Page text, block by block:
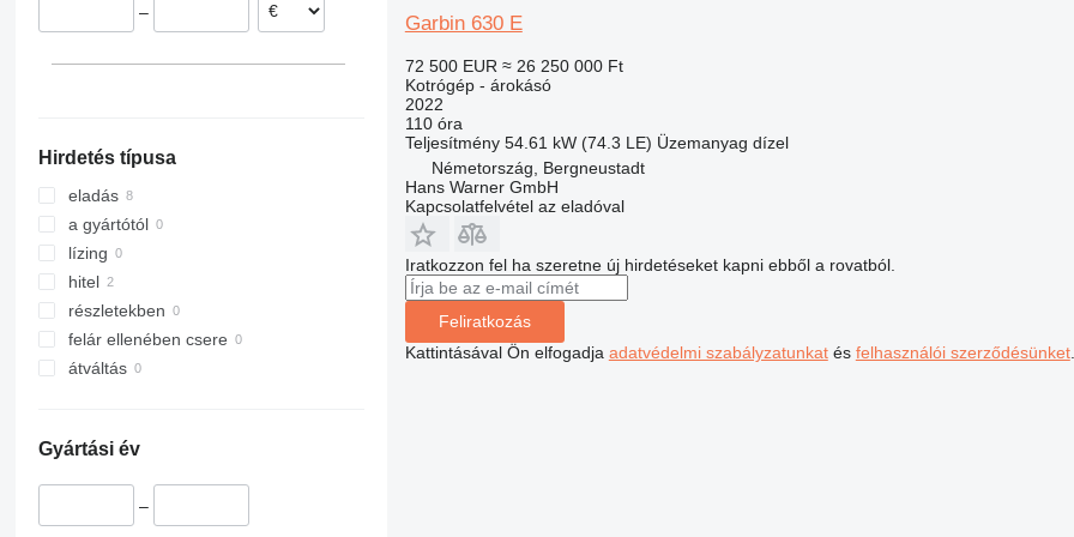
323
324
325
326
329
330
336
340
350
365
225
245HDLR
8008
8010
8014
8016
8018
8025
8035
8045
G-series
–
Hirdetés típusa
eladás
a gyártótól
lízing
hitel
részletekben
felár ellenében csere
átváltás
Gyártási év
–
Garbin 630 E
72 500 EUR ≈ 26 250 000 Ft
Kotrógép - árokásó
2022
110 óra
Teljesítmény 54.61 kW (74.3 LE) Üzemanyag dízel
Németország, Bergneustadt
Hans Warner GmbH
Kapcsolatfelvétel az eladóval
Iratkozzon fel ha szeretne új hirdetéseket kapni ebből a rovatból.
Feliratkozás
Kattintásával Ön elfogadja adatvédelmi szabályzatunkatés felhasználói szerződésünket.